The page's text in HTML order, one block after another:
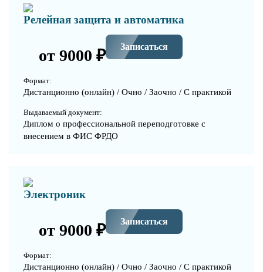
Релейная защита и автоматика
от 9000 ₽ Записаться
Формат:
Дистанционно (онлайн) / Очно / Заочно / С практикой
Выдаваемый документ:
Диплом о профессиональной переподготовке с
внесением в ФИС ФРДО
Электроник
от 9000 ₽ Записаться
Формат:
Дистанционно (онлайн) / Очно / Заочно / С практикой